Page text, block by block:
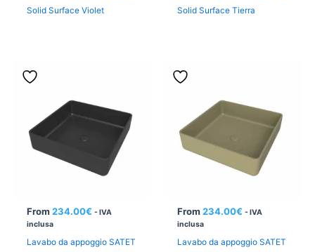
Solid Surface Violet
Solid Surface Tierra
From 234.00€ - IVA
inclusa
Lavabo da appoggio SATET
From 234.00€ - IVA
inclusa
Lavabo da appoggio SATET